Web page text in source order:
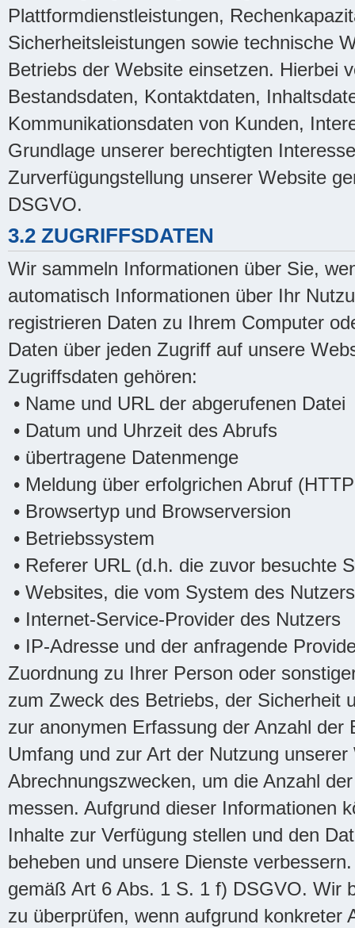
Plattformdienstleistungen,
Sicherheitsleistungen sowie technische
Betriebs der Website einsetzen. Hierbei
Bestandsdaten, Kontaktdaten,
Kommunikationsdaten von Kunden,
Grundlage unserer berechtigten
Zurverfügungstellung unserer Website
DSGVO.
3.2 ZUGRIFFSDATEN
Wir sammeln Informationen über Sie,
automatisch Informationen über Ihr
registrieren Daten zu Ihrem Computer
Daten über jeden Zugriff auf unsere
Zugriffsdaten gehören:
• Name und URL der abgerufenen Datei
• Datum und Uhrzeit des Abrufs
• übertragene Datenmenge
• Meldung über erfolgrichen Abruf
• Browsertyp und Browserversion
• Betriebssystem
• Referer URL (d.h. die zuvor besuchte
• Websites, die vom System des
• Internet-Service-Provider des Nutzers
• IP-Adresse und der anfragende
Zuordnung zu Ihrer Person oder
zum Zweck des Betriebs, der Sicherheit
zur anonymen Erfassung der Anzahl
Umfang und zur Art der Nutzung
Abrechnungszwecken, um die Anzahl
messen. Aufgrund dieser Informationen
Inhalte zur Verfügung stellen und den
beheben und unsere Dienste
gemäß Art 6 Abs. 1 S. 1 f) DSGVO. Wir
zu überprüfen, wenn aufgrund konkreter